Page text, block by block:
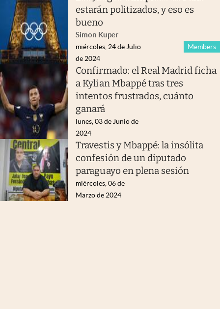
estarán politizados, y eso es
bueno
Simon Kuper
Members
miércoles, 24 de Julio
de 2024
Confirmado: el Real Madrid ficha
a Kylian Mbappé tras tres
intentos frustrados, cuánto
ganará
lunes, 03 de Junio de
2024
Travestis y Mbappé: la insólita
confesión de un diputado
paraguayo en plena sesión
miércoles, 06 de
Marzo de 2024